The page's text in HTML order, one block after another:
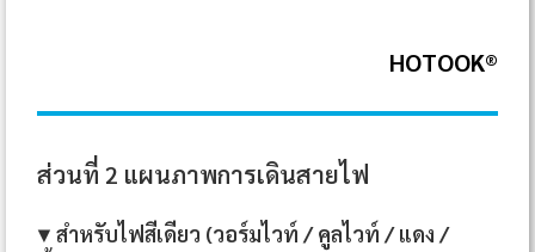
HOTOOK®
ส่วนที่ 2 แผนภาพการเดินสายไฟ
▼ สำหรับไฟสีเดียว (วอร์มไวท์ / คูลไวท์ / แดง /